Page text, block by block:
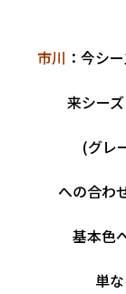
市川 ：今シ
来シー
(グレ
への合わ
基本色
単